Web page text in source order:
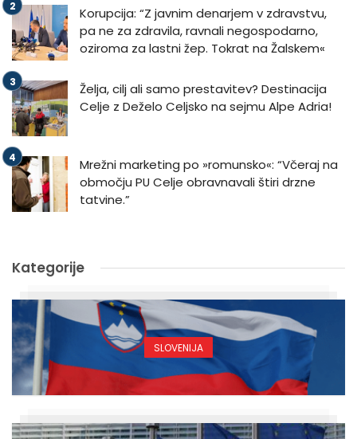
Korupcija: “Z javnim denarjem v zdravstvu,
pa ne za zdravila, ravnali negospodarno,
oziroma za lastni žep. Tokrat na Žalskem«
Želja, cilj ali samo prestavitev? Destinacija
Celje z Deželo Celjsko na sejmu Alpe Adria!
Mrežni marketing po »romunsko«: “Včeraj na
območju PU Celje obravnavali štiri drzne
tatvine.”
Kategorije
SLOVENIJA